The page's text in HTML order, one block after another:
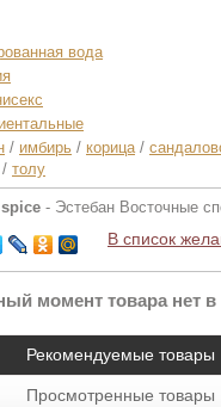
вода
/ имбирь / корица/
толу
- Эстебан Восточные
В список
момент товара нет
Рекомендуемые товары
Просмотренные товары